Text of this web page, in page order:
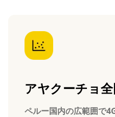
アヤクーチョ
ペルー国内の広範囲で